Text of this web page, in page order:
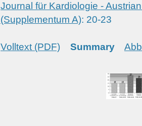
Journal für Kardiologie -
(Supplementum A): 20-23
Volltext (PDF) Summary